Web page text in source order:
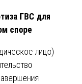
ГВС для
споре
лицо)